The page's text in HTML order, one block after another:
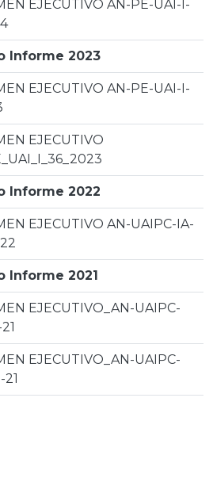
EJECUTIVO AN-PE-UAI-I-
Informe 2023
EJECUTIVO AN-PE-UAI-I-
EJECUTIVO
Informe 2022
EJECUTIVO AN-UAIPC-IA-
Informe 2021
EJECUTIVO_AN-UAIPC-
EJECUTIVO_AN-UAIPC-